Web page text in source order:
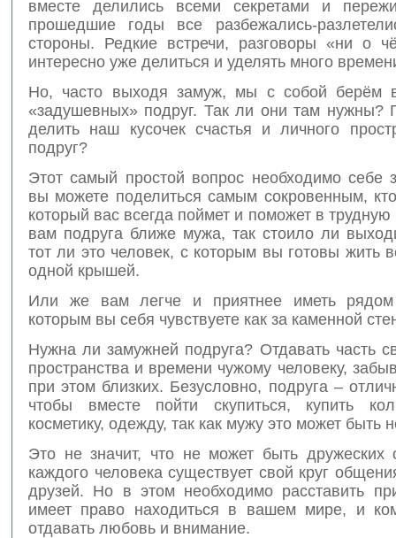
вместе делились всеми секретами и
прошедшие годы все разбежались-
стороны. Редкие встречи, разговоры «ни о
интересно уже делиться и уделять много
Но, часто выходя замуж, мы с собой берём
«задушевных» подруг. Так ли они там нужны?
делить наш кусочек счастья и личного
подруг?
Этот самый простой вопрос необходимо себе
вы можете поделиться самым сокровенным,
который вас всегда поймет и поможет в
вам подруга ближе мужа, так стоило ли
тот ли это человек, с которым вы готовы жить
одной крышей.
Или же вам легче и приятнее иметь рядом
которым вы себя чувствуете как за каменной
Нужна ли замужней подруга? Отдавать часть
пространства и времени чужому человеку,
при этом близких. Безусловно, подруга –
чтобы вместе пойти скупиться, купить
косметику, одежду, так как мужу это может быть
Это не значит, что не может быть дружеских
каждого человека существует свой круг
друзей. Но в этом необходимо расставить
имеет право находиться в вашем мире, и
отдавать любовь и внимание.